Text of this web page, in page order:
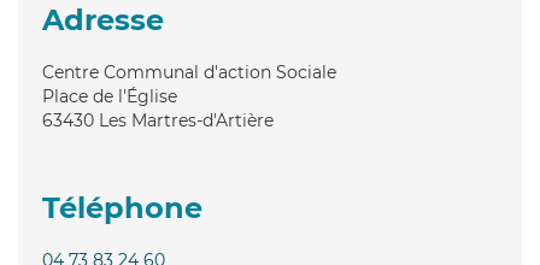
Adresse
Centre Communal d'action Sociale
Place de l'Église
63430 Les Martres-d'Artière
Téléphone
04 73 83 24 60